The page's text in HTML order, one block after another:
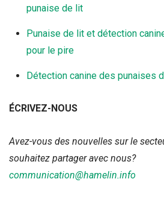
punaise de lit
Punaise de lit et détection
pour le pire
Détection canine des punaises
ÉCRIVEZ-NOUS
Avez-vous des nouvelles sur le
souhaitez partager avec nous?
communication@hamelin.info